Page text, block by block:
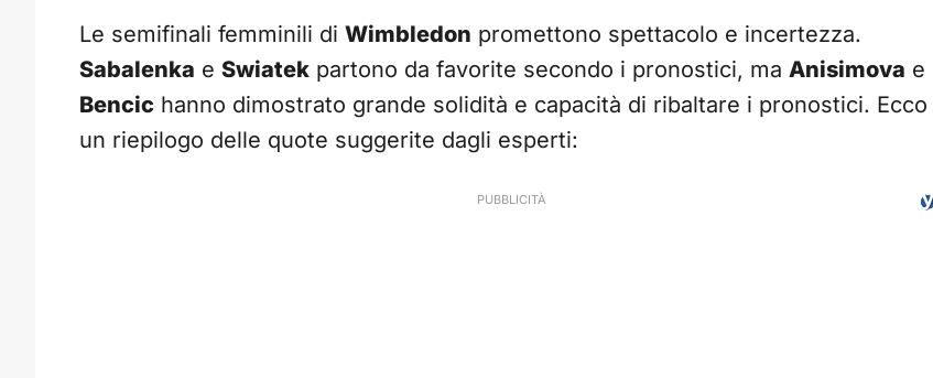
Le semifinali femminili di Wimbledon promettono spettacolo e incertezza.
Sabalenka e Swiatek partono da favorite secondo i pronostici, ma Anisimova e
Bencic hanno dimostrato grande solidità e capacità di ribaltare i pronostici. Ecco
un riepilogo delle quote suggerite dagli esperti: